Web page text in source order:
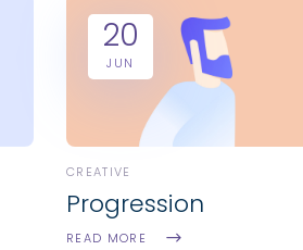
20
JUN
CREATIVE
Progression
READ MORE